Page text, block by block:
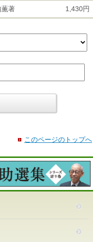
薫著 1,430円
このページのトップへ